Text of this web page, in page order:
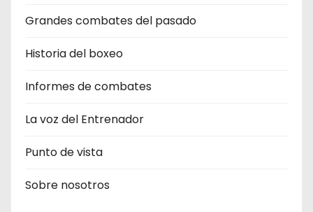
Grandes combates del pasado
Historia del boxeo
Informes de combates
La voz del Entrenador
Punto de vista
Sobre nosotros